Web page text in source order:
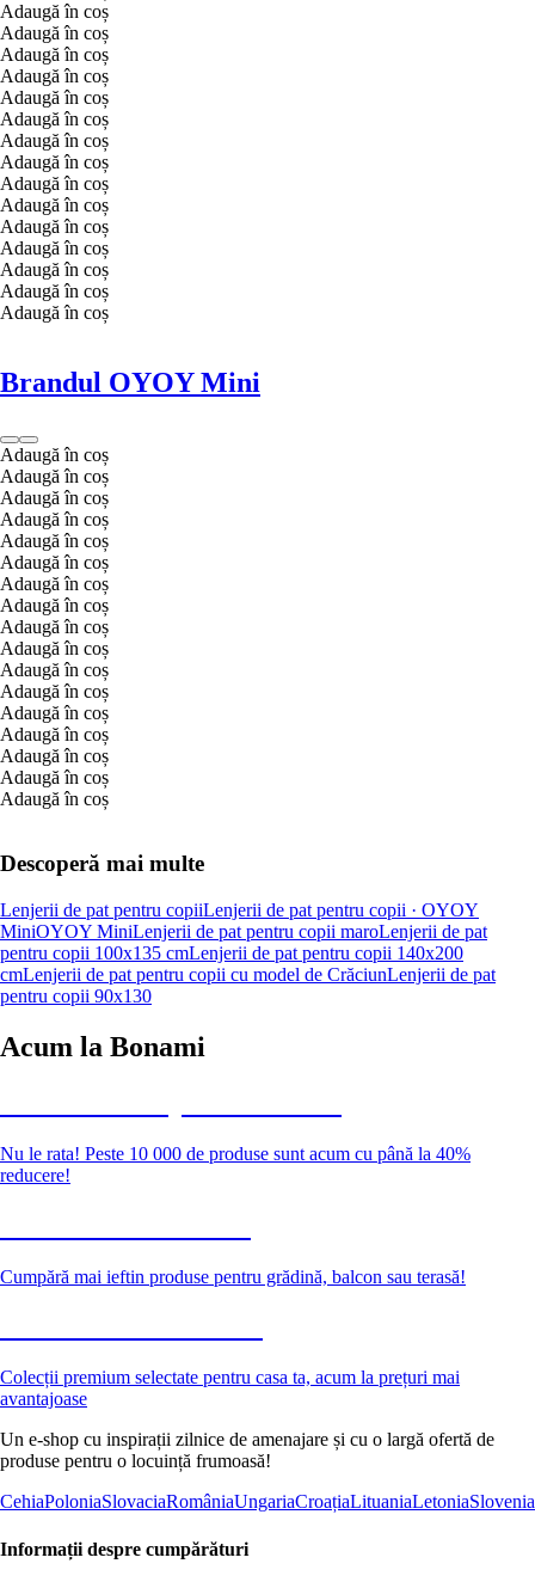
Adaugă în coș
Adaugă în coș
Adaugă în coș
Adaugă în coș
Adaugă în coș
Adaugă în coș
Adaugă în coș
Adaugă în coș
Adaugă în coș
Adaugă în coș
Adaugă în coș
Adaugă în coș
Adaugă în coș
Adaugă în coș
Adaugă în coș
Brandul OYOY Mini
Adaugă în coș
Adaugă în coș
Adaugă în coș
Adaugă în coș
Adaugă în coș
Adaugă în coș
Adaugă în coș
Adaugă în coș
Adaugă în coș
Adaugă în coș
Adaugă în coș
Adaugă în coș
Adaugă în coș
Adaugă în coș
Adaugă în coș
Adaugă în coș
Adaugă în coș
Descoperă mai multe
Lenjerii de pat pentru copiiLenjerii de pat pentru copii · OYOY
MiniOYOY MiniLenjerii de pat pentru copii maroLenjerii de pat
pentru copii 100x135 cmLenjerii de pat pentru copii 140x200
cmLenjerii de pat pentru copii cu model de CrăciunLenjerii de pat
pentru copii 90x130
Acum la Bonami
Nu le rata! Peste 10 000 de produse sunt acum cu până la 40%
reducere!
Cumpără mai ieftin produse pentru grădină, balcon sau terasă!
Colecții premium selectate pentru casa ta, acum la prețuri mai
avantajoase
Un e-shop cu inspirații zilnice de amenajare și cu o largă ofertă de
produse pentru o locuință frumoasă!
CehiaPoloniaSlovaciaRomâniaUngariaCroațiaLituaniaLetoniaSlovenia
Informații despre cumpărături